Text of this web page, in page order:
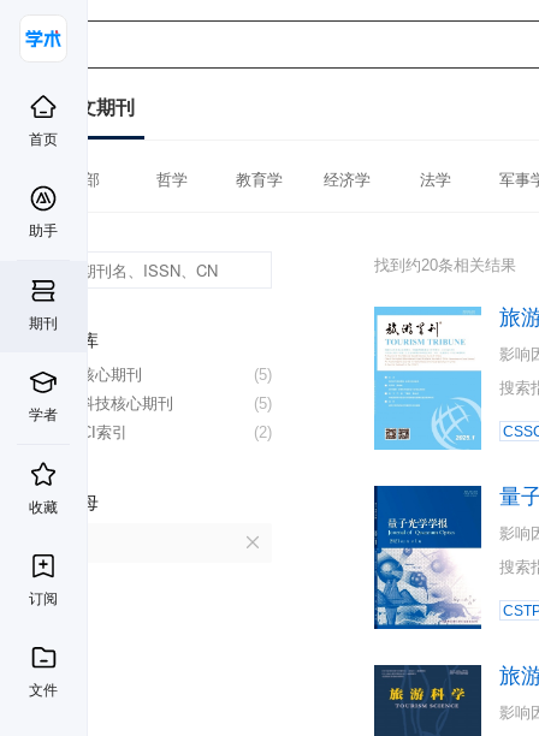
首页
助手
期刊
学者
收藏
订阅
文件
中文期刊
全部 哲学 教育学 经济学 法学 军事
数据库
(5)
北大核心期刊
(5)
中国科技核心期刊
(2)
CSSCI索引
首字母
找到约20条相关结果
旅
影响
搜索
量
影响
搜索
旅
影响